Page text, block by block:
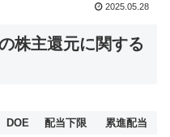
2025.05.28
株主還元に関する
DOE 配当下限
累進配当